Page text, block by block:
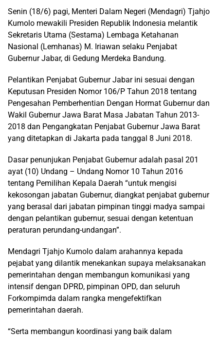
Senin (18/6) pagi, Menteri Dalam Negeri (Mendagri) Tjahjo
Kumolo mewakili Presiden Republik Indonesia melantik
Sekretaris Utama (Sestama) Lembaga Ketahanan
Nasional (Lemhanas) M. Iriawan selaku Penjabat
Gubernur Jabar, di Gedung Merdeka Bandung.
Pelantikan Penjabat Gubernur Jabar ini sesuai dengan
Keputusan Presiden Nomor 106/P Tahun 2018 tentang
Pengesahan Pemberhentian Dengan Hormat Gubernur dan
Wakil Gubernur Jawa Barat Masa Jabatan Tahun 2013-
2018 dan Pengangkatan Penjabat Gubernur Jawa Barat
yang ditetapkan di Jakarta pada tanggal 8 Juni 2018.
Dasar penunjukan Penjabat Gubernur adalah pasal 201
ayat (10) Undang – Undang Nomor 10 Tahun 2016
tentang Pemilihan Kepala Daerah “untuk mengisi
kekosongan jabatan Gubernur, diangkat penjabat gubernur
yang berasal dari jabatan pimpinan tinggi madya sampai
dengan pelantikan gubernur, sesuai dengan ketentuan
peraturan perundang-undangan”.
Mendagri Tjahjo Kumolo dalam arahannya kepada
pejabat yang dilantik menekankan supaya melaksanakan
pemerintahan dengan membangun komunikasi yang
intensif dengan DPRD, pimpinan OPD, dan seluruh
Forkompimda dalam rangka mengefektifkan
pemerintahan daerah.
“Serta membangun koordinasi yang baik dalam